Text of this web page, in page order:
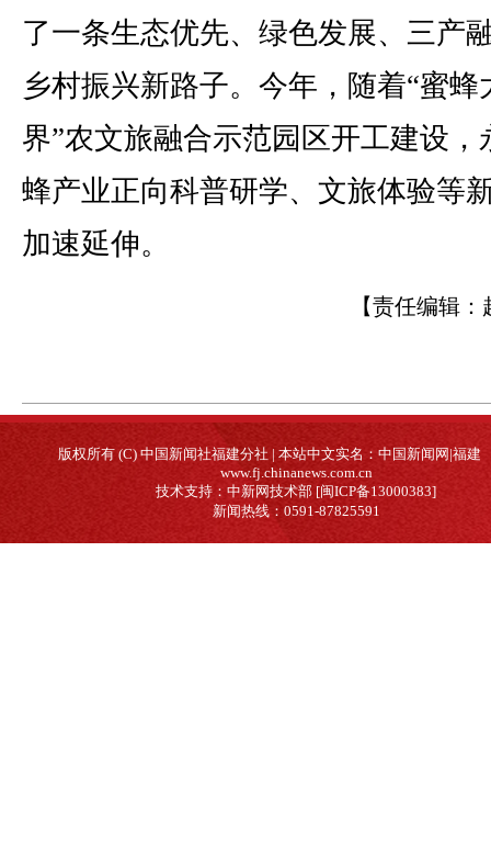
了一条生态优先、绿色发展、三产
乡村振兴新路子。今年，随着“蜜蜂
界”农文旅融合示范园区开工建设，
蜂产业正向科普研学、文旅体验等
加速延伸。
【责任编辑：
版权所有 (C) 中国新闻社福建分社 | 本站中文实名：中国新闻网|福建
www.fj.chinanews.com.cn
技术支持：中新网技术部 [闽ICP备13000383]
新闻热线：0591-87825591